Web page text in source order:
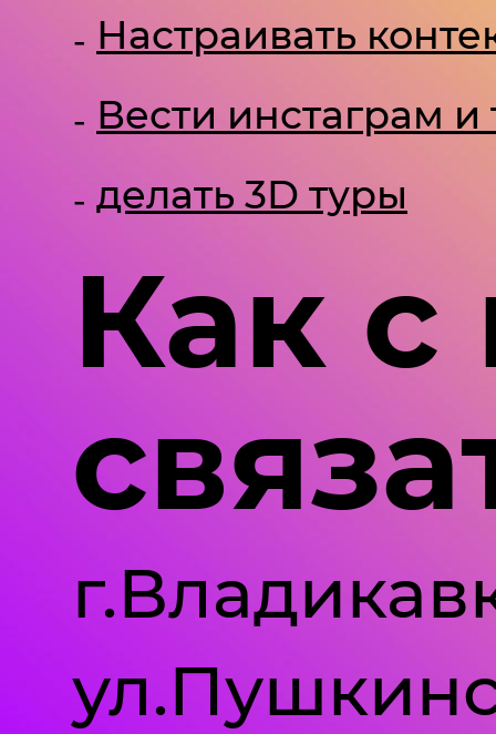
Настраивать
Вести инстаграм и
делать 3D туры
Как